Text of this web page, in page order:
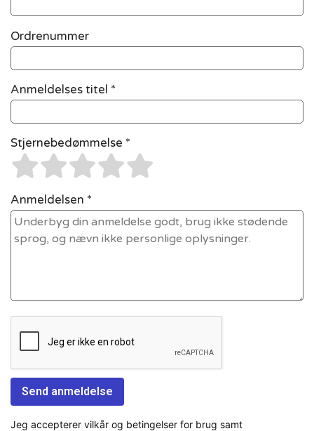
Ordrenummer
Anmeldelses titel *
Stjernebedømmelse *
Anmeldelsen *
Jeg accepterer vilkår og betingelser for brug samt